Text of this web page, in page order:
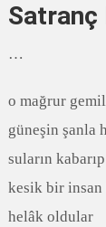
Satranç
…
o mağrur
güneşin şanla
suların
kesik bir insan
helâk oldular